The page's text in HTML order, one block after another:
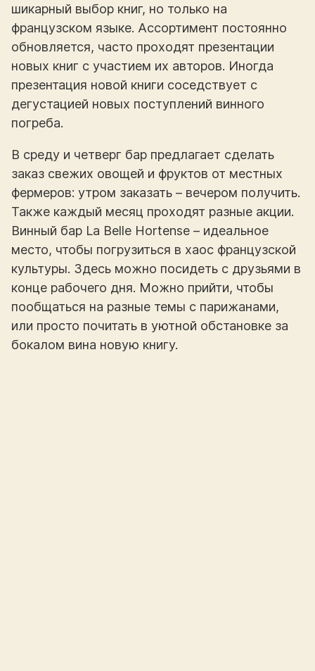
шикарный выбор книг, но только на
французском языке. Ассортимент постоянно
обновляется, часто проходят презентации
новых книг с участием их авторов. Иногда
презентация новой книги соседствует с
дегустацией новых поступлений винного
погреба.
В среду и четверг бар предлагает сделать
заказ свежих овощей и фруктов от местных
фермеров: утром заказать – вечером получить.
Также каждый месяц проходят разные акции.
Винный бар La Belle Hortense – идеальное
место, чтобы погрузиться в хаос французской
культуры. Здесь можно посидеть с друзьями в
конце рабочего дня. Можно прийти, чтобы
пообщаться на разные темы с парижанами,
или просто почитать в уютной обстановке за
бокалом вина новую книгу.